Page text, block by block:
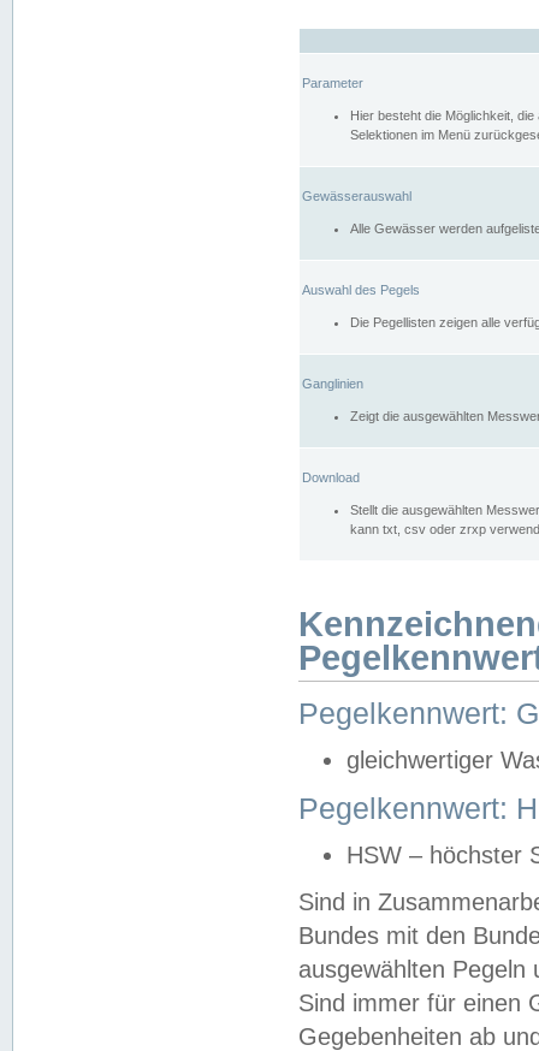
Parameter
Hier besteht die Möglichkeit,
Selektionen im Menü
Gewässerauswahl
Alle Gewässer werden
Auswahl des Pegels
Die Pegellisten zeigen alle
Ganglinien
Zeigt die ausgewählten
Download
Stellt die ausgewählten
kann txt, csv oder zrxp
Pegelkennwert:
gleichwertiger
Pegelkennwert:
HSW – höchster
Sind in
Bundes mit den
ausgewählten
Sind immer für einen
Gegebenheiten ab